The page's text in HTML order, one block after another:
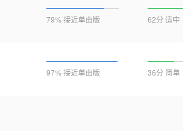
79% 接近单曲版 62分 适中
97% 接近单曲版 36分 简单